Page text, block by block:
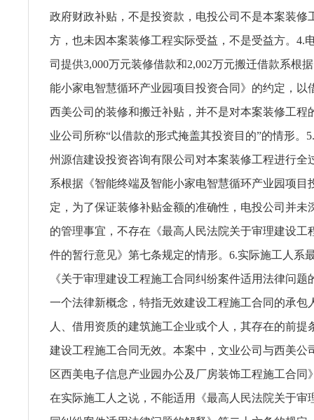
政府财政补贴，不是投资款，电投公司不是本案装修
方，也未因本案装修工程实际受益，不是受益方。4.
司提供3,000万元装修借款和2,002万元搬迁借款系根
能小家电智慧循环产业园项目投资合同》的约定，以
西美公司的装修和搬迁补贴，并不是对本案装修工程
业公司所称“以借款的形式掩盖其投资目的”的情形。
州源信建设投资咨询有限公司对本案装修工程进行全
系根据《智能终端及智能小家电智慧循环产业园项目
定，为了保证装修补贴金额的准确性，电投公司并未
的管理事宜，不存在《最高人民法院关于审理建设工
件的暂行意见》第七条规定的情形。6.实际施工人系
《关于审理建设工程施工合同纠纷案件适用法律问题
一个法律新概念，特指无效建设工程施工合同的承包
人、借用资质的建筑施工企业或个人，其存在的前提
建设工程施工合同无效。本案中，文业公司与西美公
区西美电子信息产业园办公及厂房装饰工程施工合同
在实际施工人之说，不能适用《最高人民法院关于审